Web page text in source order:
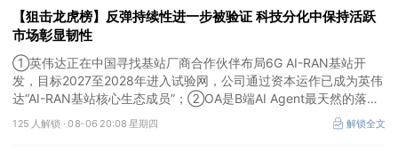
【狙击龙虎榜】反弹持续性进一步被验证 科技分化中保持活跃
市场彰显韧性
①英伟达正在中国寻找基站厂商合作伙伴布局6G AI-RAN基站开
发，目标2027至2028年进入试验网，公司通过资本运作已成为英伟
达“AI-RAN基站核心生态成员”；②OA是B端AI Agent最天然的落地
入口，公司凭借数万家企业客户积累的场景厚度正从协同管理软件龙
头进化为企业智能体经济的核心枢纽；③市场重组、股权转让暗线
125 人解锁 ·08-06 20:08 星期四 解锁全文